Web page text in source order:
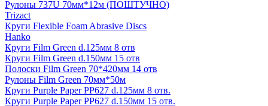
Рулоны 737U 70мм*12м (ПОШТУЧНО)
Trizact
Круги Flexible Foam Abrasive Discs
Hanko
Круги Film Green d.125мм 8 отв
Круги Film Green d.150мм 15 отв
Полоски Film Green 70*420мм 14 отв
Рулоны Film Green 70мм*50м
Круги Purple Paper PP627 d.125мм 8 отв.
Круги Purple Paper PP627 d.150мм 15 отв.